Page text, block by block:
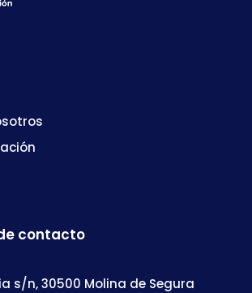
contacto
s/n, 30500 Molina de Segura